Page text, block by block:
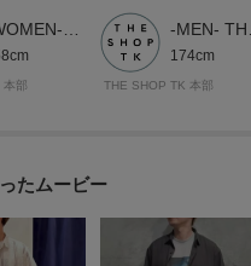
部
174cm
THE SHOP TK 本部
たムービー